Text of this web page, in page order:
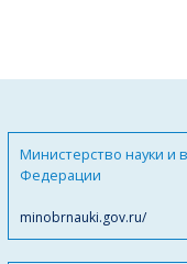
Министерство науки и
Федерации
minobrnauki.gov.ru/